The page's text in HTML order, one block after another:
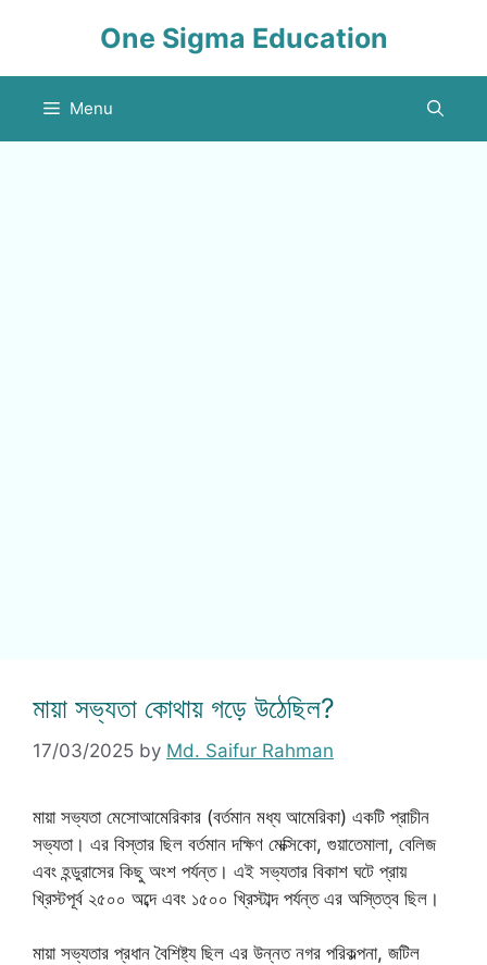
One Sigma Education
Menu
মায়া সভ্যতা কোথায় গড়ে উঠেছিল?
17/03/2025 by Md. Saifur Rahman
মায়া সভ্যতা মেসোআমেরিকার (বর্তমান মধ্য আমেরিকা) একটি প্রাচীন
সভ্যতা। এর বিস্তার ছিল বর্তমান দক্ষিণ মেক্সিকো, গুয়াতেমালা, বেলিজ
এবং হন্ডুরাসের কিছু অংশ পর্যন্ত। এই সভ্যতার বিকাশ ঘটে প্রায়
খ্রিস্টপূর্ব ২৫০০ অব্দে এবং ১৫০০ খ্রিস্টাব্দ পর্যন্ত এর অস্তিত্ব ছিল।
মায়া সভ্যতার প্রধান বৈশিষ্ট্য ছিল এর উন্নত নগর পরিকল্পনা, জটিল